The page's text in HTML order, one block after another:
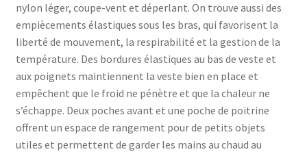
nylon léger, coupe-vent et déperlant. On trouve aussi des
empiècements élastiques sous les bras, qui favorisent la
liberté de mouvement, la respirabilité et la gestion de la
température. Des bordures élastiques au bas de veste et
aux poignets maintiennent la veste bien en place et
empêchent que le froid ne pénètre et que la chaleur ne
s’échappe. Deux poches avant et une poche de poitrine
offrent un espace de rangement pour de petits objets
utiles et permettent de garder les mains au chaud au